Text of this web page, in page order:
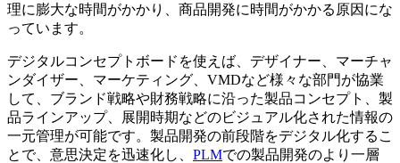
理に膨大な時間がかかり、商品開発に時間がかかる原因にな
っています。
デジタルコンセプトボードを使えば、デザイナー、マーチャ
ンダイザー、マーケティング、VMDなど様々な部門が協業
して、ブランド戦略や財務戦略に沿った製品コンセプト、製
品ラインアップ、展開時期などのビジュアル化された情報の
一元管理が可能です。製品開発の前段階をデジタル化するこ
とで、意思決定を迅速化し、 PLMでの製品開発のより一層